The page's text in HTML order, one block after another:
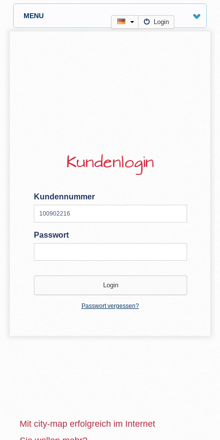
MENU
Login
Kundenlogin
Kundennummer
Passwort
Passwort vergessen?
Mit city-map erfolgreich im Internet